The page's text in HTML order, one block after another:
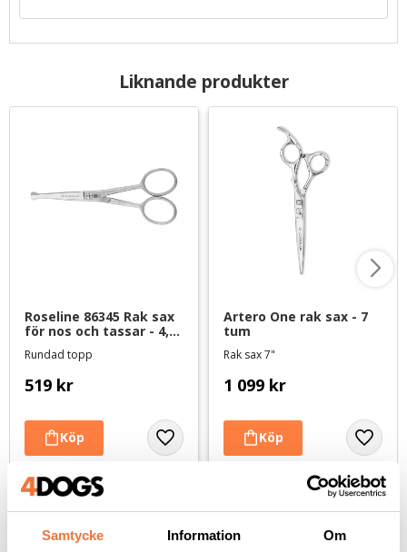
Samtycke Information Om
Liknande produkter
Roseline 86345 Rak sax
för nos och tassar - 4,5
tum
Rundad topp
519 kr
Artero One rak sax - 7
tum
Rak sax 7"
1 099 kr
Andra köpte även